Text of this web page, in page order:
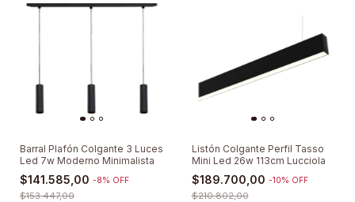
Barral Plafón Colgante 3 Luces
Led 7w Moderno Minimalista
$141.585,00 -8% OFF
$153.447,00
Listón Colgante Perfil Tasso
Mini Led 26w 113cm Lucciola
$189.700,00 -10% OFF
$210.802,00